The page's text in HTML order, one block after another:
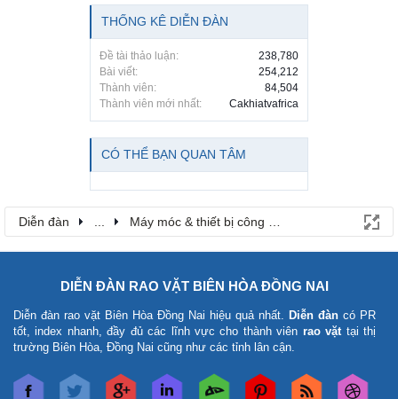
THỐNG KÊ DIỄN ĐÀN
Đề tài thảo luận:
238,780
Bài viết:
254,212
Thành viên:
84,504
Thành viên mới nhất:
Cakhiatvafrica
CÓ THỂ BẠN QUAN TÂM
Diễn đàn ... Máy móc & thiết bị công nông nghiệp
DIỄN ĐÀN RAO VẶT BIÊN HÒA ĐỒNG NAI
Diễn đàn rao vặt Biên Hòa Đồng Nai hiệu quả nhất. Diễn đàn có PR
tốt, index nhanh, đầy đủ các lĩnh vực cho thành viên rao vặttại thị
trường Biên Hòa, Đồng Nai cũng như các tỉnh lân cận.